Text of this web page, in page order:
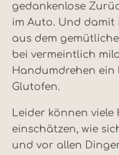
gedankenlose
im Auto. Und damit
aus dem
bei vermeintlich
Handumdrehen
Glutofen.
Leider können
einschätzen, wie
und vor allen